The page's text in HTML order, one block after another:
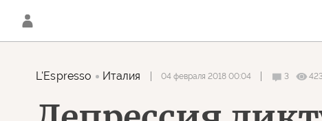
L'Espresso Италия 04 февраля 2018 00:04 3